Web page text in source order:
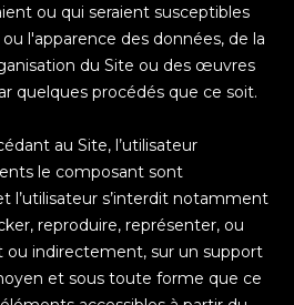
ou qui seraient susceptibles
l'apparence des données, de la
du Site ou des œuvres
quelques procédés que ce soit.
au Site, l’utilisateur
le composant sont
l’utilisateur s’interdit notamment
reproduire, représenter, ou
ou indirectement, sur un support
et sous toute forme que ce